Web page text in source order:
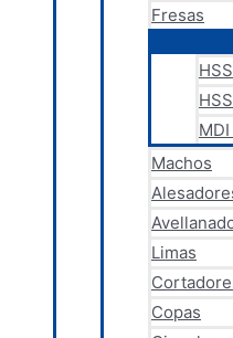
Fresas
Machos
Limas
Copas